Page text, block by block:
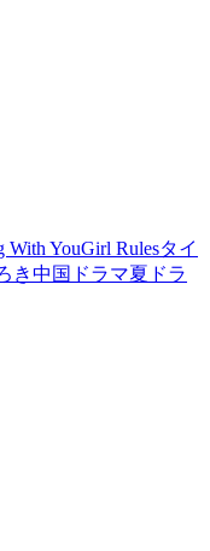
With YouGirl Rulesタイ
き中国ドラマ夏ドラ